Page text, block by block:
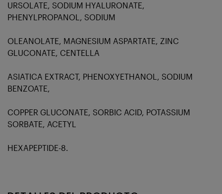
URSOLATE, SODIUM HYALURONATE,
PHENYLPROPANOL, SODIUM
OLEANOLATE, MAGNESIUM ASPARTATE, ZINC
GLUCONATE, CENTELLA
ASIATICA EXTRACT, PHENOXYETHANOL, SODIUM
BENZOATE,
COPPER GLUCONATE, SORBIC ACID, POTASSIUM
SORBATE, ACETYL
HEXAPEPTIDE-8.